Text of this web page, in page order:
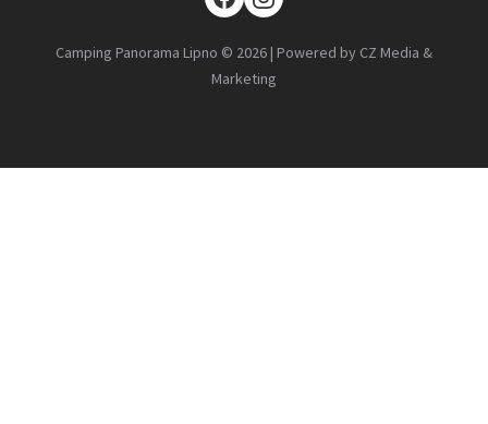
Camping Panorama Lipno © 2026 | Powered by CZ Media &
Marketing